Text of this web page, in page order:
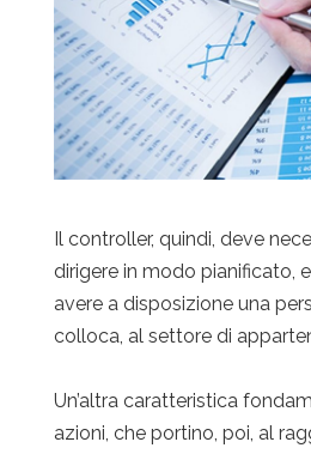
Il controller, quindi, deve
dirigere in modo pianificato,
avere a disposizione una
colloca, al settore di
Un’altra caratteristica
azioni, che portino, poi, al